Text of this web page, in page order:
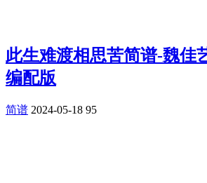
此生难渡相思苦简谱-魏佳
编配版
简谱 2024-05-18 95